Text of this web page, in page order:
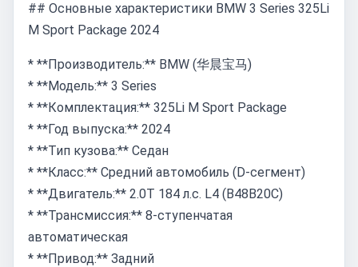
## Основные характеристики BMW 3 Series 325Li
M Sport Package 2024
* **Производитель:** BMW (华晨宝马)
* **Модель:** 3 Series
* **Комплектация:** 325Li M Sport Package
* **Год выпуска:** 2024
* **Тип кузова:** Седан
* **Класс:** Средний автомобиль (D-сегмент)
* **Двигатель:** 2.0T 184 л.с. L4 (B48B20C)
* **Трансмиссия:** 8-ступенчатая
автоматическая
* **Привод:** Задний